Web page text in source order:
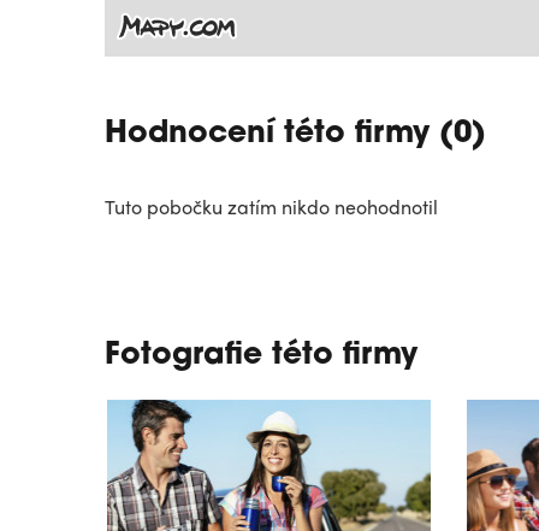
Hodnocení této firmy (0)
Tuto pobočku zatím nikdo neohodnotil
Fotografie této firmy